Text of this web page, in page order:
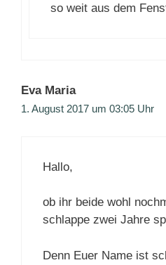
so weit aus dem
Eva Maria
1. August 2017 um 03:05 Uhr
Hallo,
ob ihr beide wohl
schlappe zwei Jahre
Denn Euer Name ist